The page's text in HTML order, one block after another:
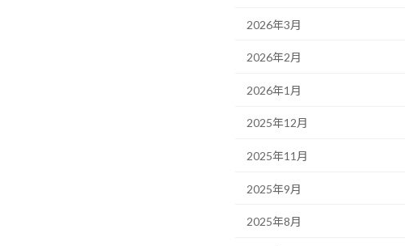
2026年3月
2026年2月
2026年1月
2025年12月
2025年11月
2025年9月
2025年8月